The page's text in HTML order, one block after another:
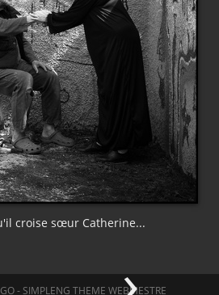
croise sœur Catherine...
- SIMPLENG THEME WEBMESTRE